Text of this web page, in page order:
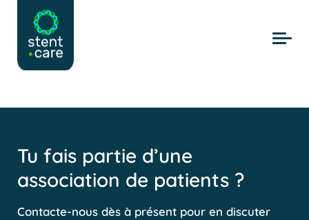
Skip to main content
Tu fais partie d’une
association de patients ?
Contacte-nous dès à présent pour en discuter